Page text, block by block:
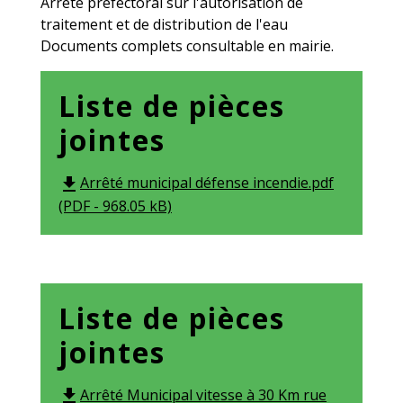
traitement et de distribution de l'eau
Documents complets consultable en mairie.
Liste de pièces
jointes
file_download Arrêté municipal défense incendie.pdf
(PDF - 968.05 kB)
Liste de pièces
jointes
file_download Arrêté Municipal vitesse à 30 Km rue